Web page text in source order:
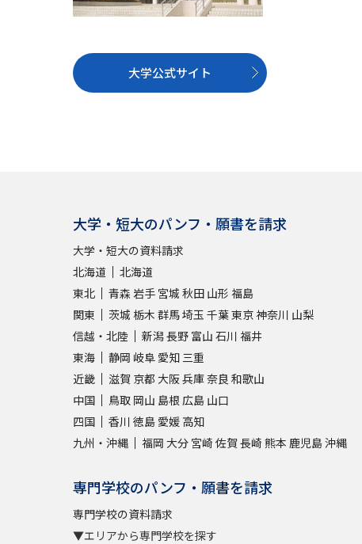
大学公式サイト
大学・短大のパンフ・願書を請求
大学・短大の資料請求
北海道
北海道
東北
青森 岩手 宮城 秋田 山形 福島
関東
茨城 栃木 群馬埼玉 千葉東京神奈川 山梨
信越・北陸
新潟長野 富山 石川 福井
東海
静岡 岐阜 愛知 三重
近畿
滋賀 京都 大阪兵庫奈良 和歌山
中国
鳥取 岡山 島根 広島 山口
四国
香川 徳島 愛媛 高知
九州・沖縄
福岡 大分 宮崎 佐賀 長崎 熊本 鹿児島沖縄
専門学校のパンフ・願書を請求
専門学校の資料請求
▼エリアから専門学校を探す